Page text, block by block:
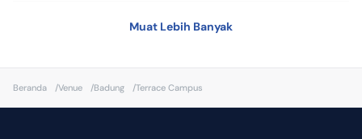
• Mesin Cuci
Muat Lebih Banyak
Beranda /Venue /Badung /Terrace Campus